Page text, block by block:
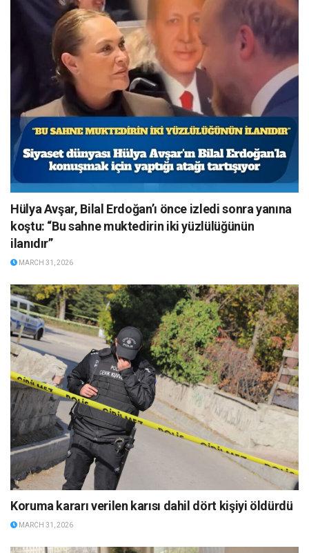
Hülya Avşar, Bilal Erdoğan’ı önce izledi sonra yanına
koştu: “Bu sahne muktedirin iki yüzlülüğünün
ilanıdır”
MARCH 31, 2026
Koruma kararı verilen karısı dahil dört kişiyi öldürdü
MARCH 31, 2026